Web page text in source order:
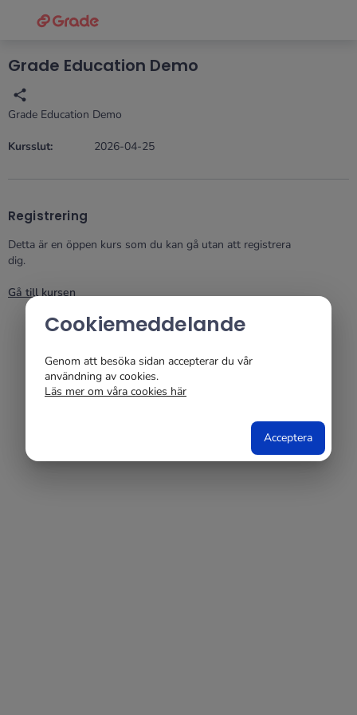
Portal
Grade Education Demo
Grade Education Demo
Kursslut: 2026-04-25
Registrering
Detta är en öppen kurs som du kan gå utan att registrera
dig.
Gå till kursen
Cookiemeddelande
Genom att besöka sidan accepterar du vår
användning av cookies.
Läs mer om våra cookies här
Acceptera